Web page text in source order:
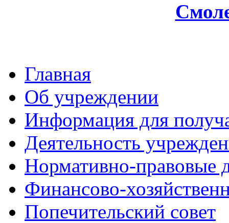
Главная
Об учреждении
Информация для
Деятельность
Нормативно-правовые
Финансово-
Попечительский совет